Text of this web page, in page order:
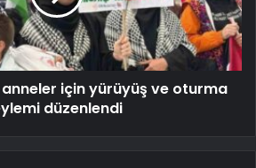
için yürüyüş ve oturma
düzenlendi